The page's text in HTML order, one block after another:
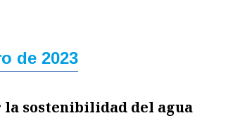
de 2023
la sostenibilidad del agua